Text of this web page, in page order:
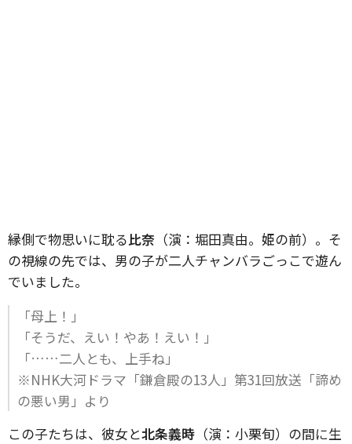
縁側で物思いに耽る比奈 （演：堀田真由。姫の前）。そ
の視線の先では、男の子が二人チャンバラごっこで遊ん
でいました。
「母上！」
「そうだ、えい！やあ！えい！」
「……二人とも、上手ね」
※NHK大河ドラマ「鎌倉殿の13人」第31回放送「諦め
の悪い男」より
この子たちは、彼女と北条義時 （演：小栗旬）の間に生